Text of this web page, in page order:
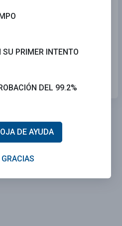
de:
camino.
SU PRIMER INTENTO
DEL 99.2%
DE AYUDA
GRACIAS